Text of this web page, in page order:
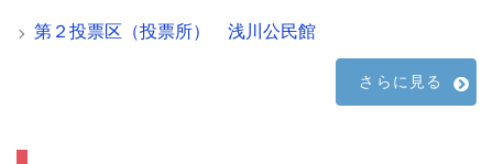
第２投票区（投票所） 浅川公民館
さらに見る